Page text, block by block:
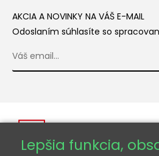
AKCIA A NOVINKY NA VÁŠ E-MAIL
Odoslaním súhlasíte so
Lepšia funkcia,